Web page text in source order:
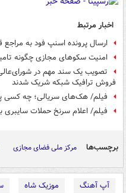
اخبار مرتبط
ارسال پرونده اسنپ فود به مراجع
امنیت سکوهای مجازی چگونه
تصویب یک سند مهم در
فروش ترافیک شبکه شریک شدند
فیلم/ هک‌های سریالی؛ چه کسی
فیلم/ اعلام سرنخ حملات
برچسب‌ها مرکز ملی فضای مجازی
آپ آهنگ موزیک شاه